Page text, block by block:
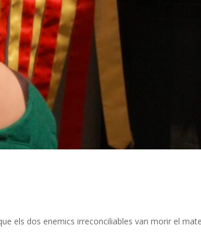
els dos enemics irreconciliables van morir el